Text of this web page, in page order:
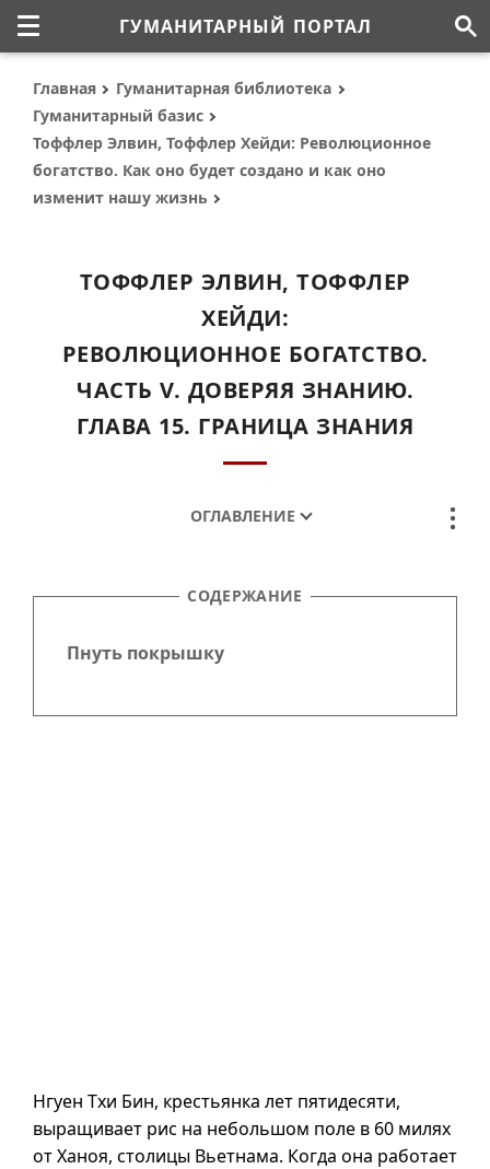
ГУМАНИТАРНЫЙ ПОРТАЛ
Главная
Гуманитарная библиотека
Гуманитарный базис
Тоффлер Элвин, Тоффлер Хейди: Революционное
богатство. Как оно будет создано и как оно
изменит нашу жизнь
ТОФФЛЕР ЭЛВИН, ТОФФЛЕР
ХЕЙДИ:
РЕВОЛЮЦИОННОЕ БОГАТСТВО.
ЧАСТЬ V. ДОВЕРЯЯ ЗНАНИЮ.
ГЛАВА 15. ГРАНИЦА ЗНАНИЯ
ОГЛАВЛЕНИЕ
СОДЕРЖАНИЕ
Пнуть покрышку
Нгуен Тхи Бин, крестьянка лет пятидесяти,
выращивает рис на небольшом поле в 60 милях
от Ханоя, столицы Вьетнама. Когда она работает